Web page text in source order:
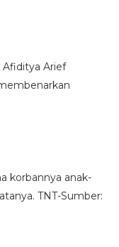
Afiditya Arief
korbannya anak-
TNT-Sumber: